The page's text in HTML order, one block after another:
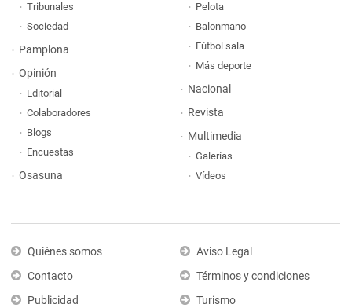
Tribunales
Sociedad
Pamplona
Opinión
Editorial
Colaboradores
Blogs
Encuestas
Osasuna
Pelota
Balonmano
Fútbol sala
Más deporte
Nacional
Revista
Multimedia
Galerías
Vídeos
Quiénes somos
Contacto
Publicidad
Aviso Legal
Términos y condiciones
Turismo